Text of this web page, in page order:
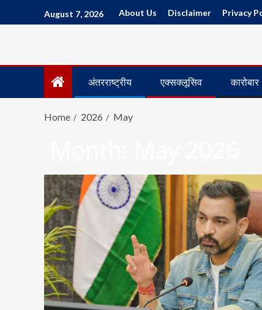
August 7, 2026 About Us Disclaimer Privacy
अंतरराष्ट्रीय एक्सक्लूसिव कारोबार
Home 2026 May